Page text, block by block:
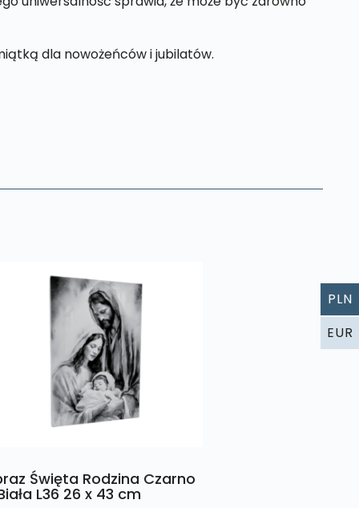
dla nowożeńców i jubilatów.
Święta Rodzina Czarno
L36 26 x 43 cm
PLN
EUR